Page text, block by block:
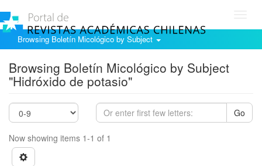
Browsing Boletín Micológico by Subject
Browsing Boletín Micológico by Subject
"Hidróxido de potasio"
Go
Now showing items 1-1 of 1